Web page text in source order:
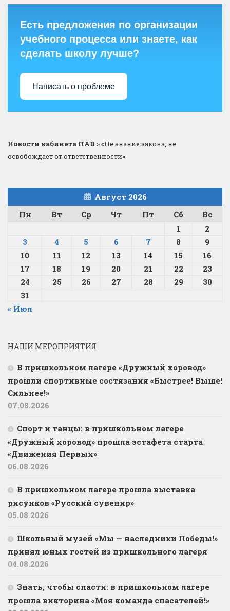
Есть предложения по организации
учебного процесса или знаете, как
сделать школу лучше?
Написать о проблеме
Новости кабинета ПАВ >«Не знание закона, не
освобождает от ответственности»
Август 2026
Пн
Вт Ср Чт Пт Сб
Вс
1
2
3
4 5 6 7 8
9
10
11 12 13 14 15
16
17
18 19 20 21 22
23
24
25 26 27 28 29
30
31
« Июл
НАШИ МЕРОПРИЯТИЯ
В пришкольном лагере «Дружный хоровод»
прошли спортивные состязания «Быстрее! Выше!
Сильнее!»
07.08.2026
Спорт и танцы: в пришкольном лагере
«Дружный хоровод» прошла эстафета старта
«Движения Первых»
06.08.2026
В пришкольном лагере прошла выставка
рисунков «Русский сувенир»
05.08.2026
Школьный музей «Мы — наследники Победы!»
принял юных гостей из пришкольного лагеря
04.08.2026
Знать, чтобы спасти: в пришкольном лагере
прошла викторина «Моя команда спасателей!»